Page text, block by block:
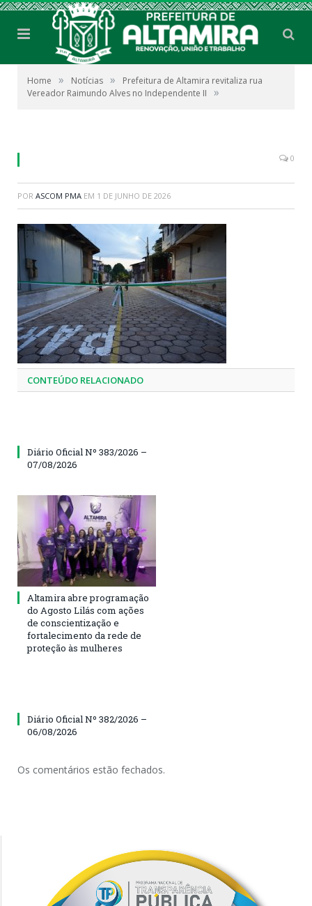
Home » Notícias »
Prefeitura de Altamira revitaliza rua
Vereador Raimundo Alves no Independente II
»
0
POR ASCOM PMA EM 1 DE JUNHO DE 2026
CONTEÚDO RELACIONADO
Diário Oficial Nº 383/2026 –
07/08/2026
Altamira abre programação
do Agosto Lilás com ações
de conscientização e
fortalecimento da rede de
proteção às mulheres
Diário Oficial Nº 382/2026 –
06/08/2026
Os comentários estão fechados.